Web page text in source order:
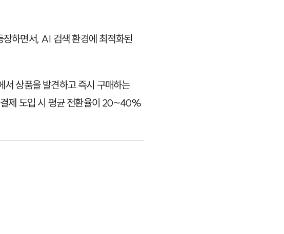
장하면서, AI 검색 환경에 최적화된
서 상품을 발견하고 즉시 구매하는
제 도입 시 평균 전환율이 20~40%